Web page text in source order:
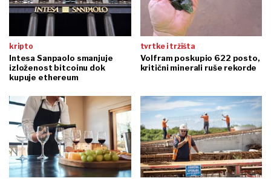
kripto
Intesa Sanpaolo smanjuje
izloženost bitcoinu dok
kupuje ethereum
tvrtke i tržišta
Volfram poskupio 622 posto,
kritični minerali ruše rekorde